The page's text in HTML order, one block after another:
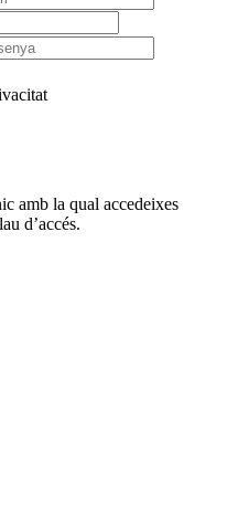
amb la qual accedeixes
d’accés.